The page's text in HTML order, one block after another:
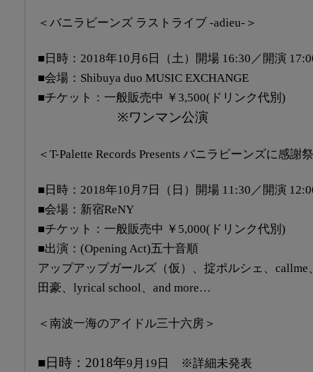
＜バニラビーンズ ラストライブ -adieu-＞
■日時：2018年10月6日（土）開場 16:30／開演
■会場：Shibuya duo MUSIC EXCHANGE
■チケット：一般販売中 ￥3,500(ドリンク代別)
※ワンマン公演
＜T-Palette Records Presents バニラビーンズに感謝
■日時：2018年10月7日（日）開場 11:30／開演
■会場：新宿ReNY
■チケット：一般販売中 ￥5,000(ドリンク代別)
■出演：(Opening Act)五十音順
アップアップガールズ（仮）、掟ポルシェ、
田豪、lyrical school、and more…
＜南波一海のアイドル三十六房＞
■日時：2018年9月19日 ※詳細未発表